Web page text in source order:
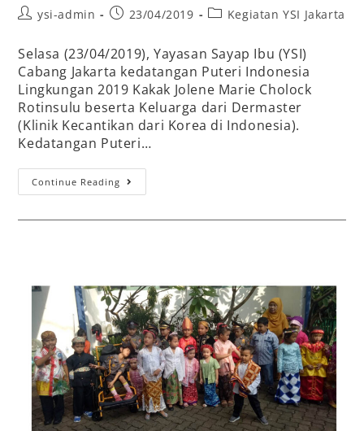
ysi-admin 23/04/2019 Kegiatan YSI Jakarta
Selasa (23/04/2019), Yayasan Sayap Ibu (YSI)
Cabang Jakarta kedatangan Puteri Indonesia
Lingkungan 2019 Kakak Jolene Marie Cholock
Rotinsulu beserta Keluarga dari Dermaster
(Klinik Kecantikan dari Korea di Indonesia).
Kedatangan Puteri…
Continue Reading